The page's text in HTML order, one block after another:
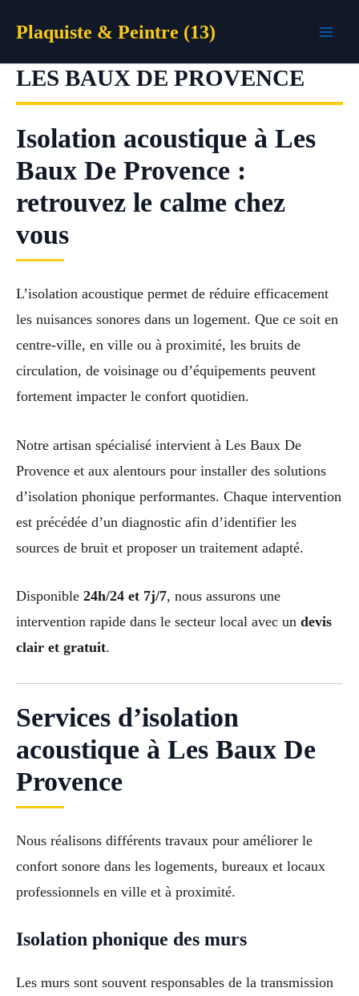
Plaquiste & Peintre (13)
LES BAUX DE PROVENCE
Isolation acoustique à Les
Baux De Provence :
retrouvez le calme chez
vous
L’isolation acoustique permet de réduire efficacement
les nuisances sonores dans un logement. Que ce soit en
centre-ville, en ville ou à proximité, les bruits de
circulation, de voisinage ou d’équipements peuvent
fortement impacter le confort quotidien.
Notre artisan spécialisé intervient à Les Baux De
Provence et aux alentours pour installer des solutions
d’isolation phonique performantes. Chaque intervention
est précédée d’un diagnostic afin d’identifier les
sources de bruit et proposer un traitement adapté.
Disponible 24h/24 et 7j/7, nous assurons une
intervention rapide dans le secteur local avec un devis
clair et gratuit.
Services d’isolation
acoustique à Les Baux De
Provence
Nous réalisons différents travaux pour améliorer le
confort sonore dans les logements, bureaux et locaux
professionnels en ville et à proximité.
Isolation phonique des murs
Les murs sont souvent responsables de la transmission